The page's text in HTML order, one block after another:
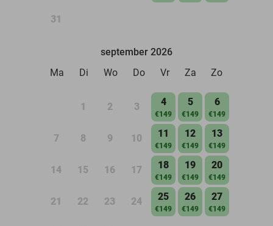
31
september 2026
Ma
Di Wo Do Vr Za Zo
1 2 3 4
€149
5
€149
6
€149
7 8 9 10 11
€149
12
€149
13
€149
14 15 16 17 18
€149
19
€149
20
€149
21 22 23 24 25
€149
26
€149
27
€149